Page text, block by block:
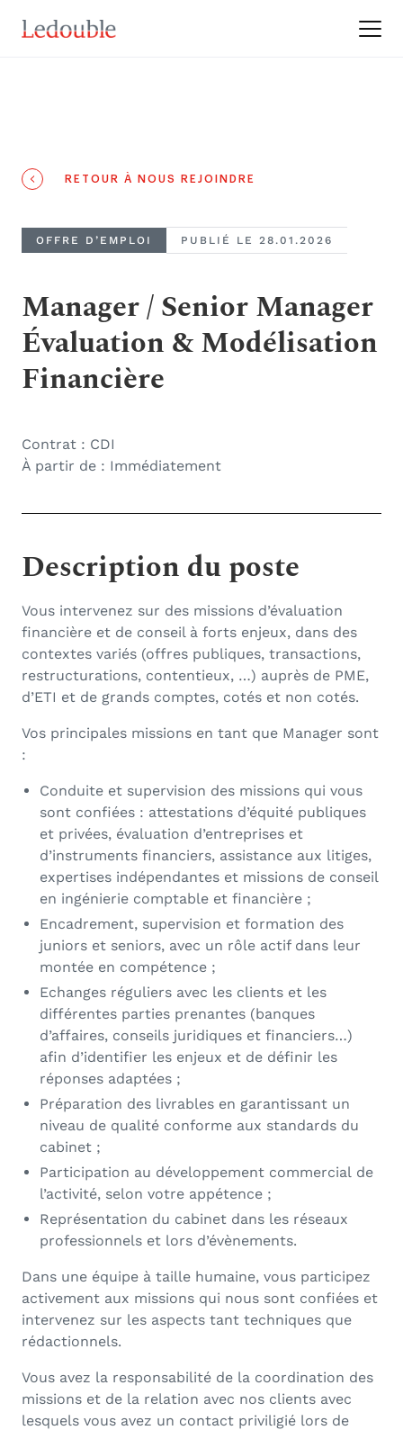
RETOUR À NOUS REJOINDRE
OFFRE D’EMPLOI PUBLIÉ LE 28.01.2026
Manager / Senior Manager
Évaluation & Modélisation
Financière
Contrat : CDI
À partir de : Immédiatement
Description du poste
Vous intervenez sur des missions d’évaluation
financière et de conseil à forts enjeux, dans des
contextes variés (offres publiques, transactions,
restructurations, contentieux, …) auprès de PME,
d’ETI et de grands comptes, cotés et non cotés.
Vos principales missions en tant que Manager sont
:
Conduite et supervision des missions qui vous
sont confiées : attestations d’équité publiques
et privées, évaluation d’entreprises et
d’instruments financiers, assistance aux litiges,
expertises indépendantes et missions de conseil
en ingénierie comptable et financière ;
Encadrement, supervision et formation des
juniors et seniors, avec un rôle actif dans leur
montée en compétence ;
Echanges réguliers avec les clients et les
différentes parties prenantes (banques
d’affaires, conseils juridiques et financiers…)
afin d’identifier les enjeux et de définir les
réponses adaptées ;
Préparation des livrables en garantissant un
niveau de qualité conforme aux standards du
cabinet ;
Participation au développement commercial de
l’activité, selon votre appétence ;
Représentation du cabinet dans les réseaux
professionnels et lors d’évènements.
Dans une équipe à taille humaine, vous participez
activement aux missions qui nous sont confiées et
intervenez sur les aspects tant techniques que
rédactionnels.
Vous avez la responsabilité de la coordination des
missions et de la relation avec nos clients avec
lesquels vous avez un contact priviligié lors de